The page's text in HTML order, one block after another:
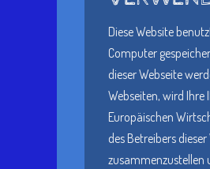
Diese Website
Computer
dieser Webseite
Webseiten, wird
Europäischen
des Betreibers
zusammenzustellen